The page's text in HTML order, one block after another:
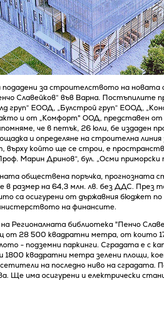
за строителството на новата
Славейков“ във Варна. Постъпилите
груп“ ЕООД, „Булстрой груп“ ЕООД,
и от „Комфорт" ООД, представен от
че в петък, 26 юли, бе издаден
и определяне на строителна
върху който ще се строи, е
Марин Дринов“, бул. „Осми
обществена поръчка, прогнозната
в размер на 64,3 млн. лв. без ДДС. През
са осигурени от държавния бюджет
на финансите.
Регионалната библиотека "Пенчо
от 28 500 квадратни метра, от които
- подземни паркинги. Сградата е с
1800 квадратни метра зелени площи,
на последно ниво на сградата.
Ще има осигурени и електрически